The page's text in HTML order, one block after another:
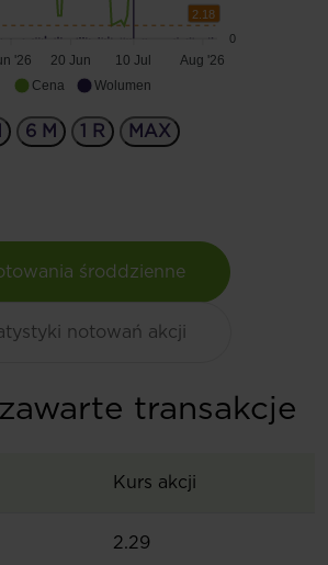
'26 20 Jun 10 Jul Aug '26
2.18
0
Cena Wolumen
6 M 1 R MAX
środdzienne
notowań akcji
transakcje
Kurs akcji
2.29